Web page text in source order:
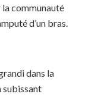
communauté
d’un bras.
dans la
subissant